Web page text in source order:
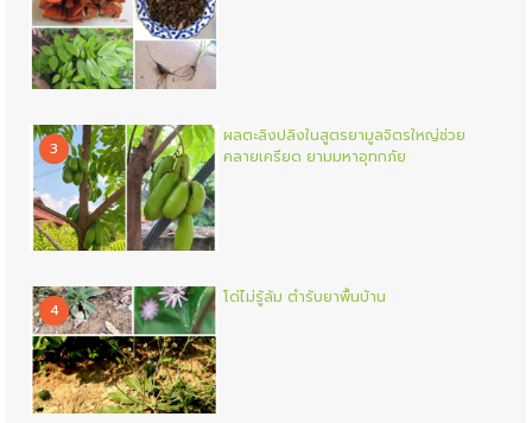
3
ผลตะลิงปลิงในสูตรยามูลจิตรใหญ่ช่วย
คลายเครียด ยามมหาอุทกภัย
4
โด่ไม่รู้ล้ม ตำรับยาพื้นบ้าน